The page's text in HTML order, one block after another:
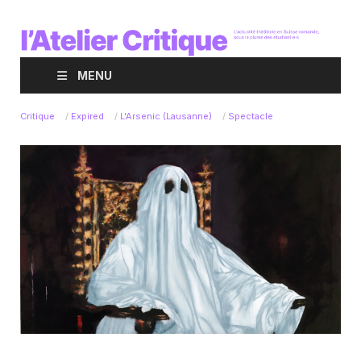
MENU
Critique / Expired / L'Arsenic (Lausanne) / Spectacle